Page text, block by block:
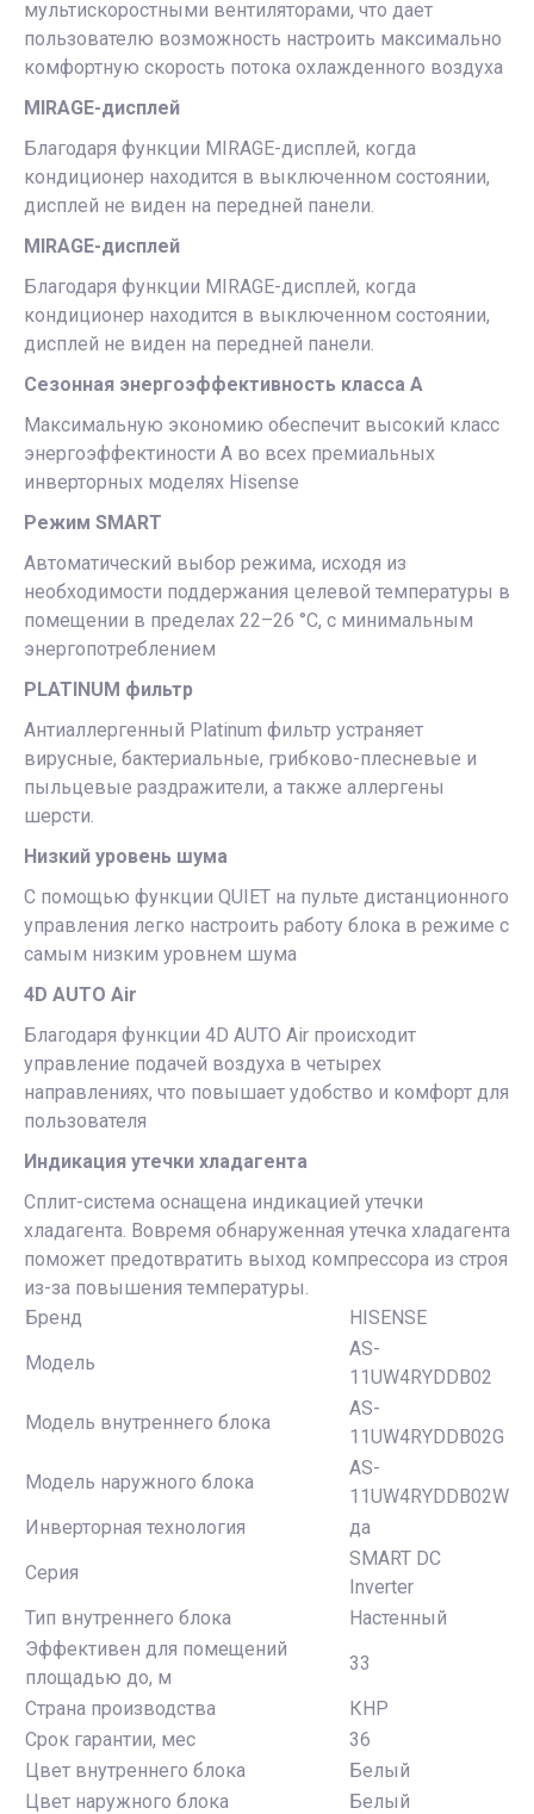
мультискоростными вентиляторами, что дает
пользователю возможность настроить максимально
комфортную скорость потока охлажденного воздуха
MIRAGE-дисплей
Благодаря функции MIRAGE-дисплей, когда
кондиционер находится в выключенном состоянии,
дисплей не виден на передней панели.
MIRAGE-дисплей
Благодаря функции MIRAGE-дисплей, когда
кондиционер находится в выключенном состоянии,
дисплей не виден на передней панели.
Сезонная энергоэффективность класса А
Максимальную экономию обеспечит высокий класс
энергоэффектиности А во всех премиальных
инверторных моделях Hisense
Режим SMART
Автоматический выбор режима, исходя из
необходимости поддержания целевой температуры в
помещении в пределах 22–26 °С, с минимальным
энергопотреблением
PLATINUM фильтр
Антиаллергенный Platinum фильтр устраняет
вирусные, бактериальные, грибково-плесневые и
пыльцевые раздражители, а также аллергены
шерсти.
Низкий уровень шума
С помощью функции QUIET на пульте дистанционного
управления легко настроить работу блока в режиме с
самым низким уровнем шума
4D AUTO Air
Благодаря функции 4D AUTO Air происходит
управление подачей воздуха в четырех
направлениях, что повышает удобство и комфорт для
пользователя
Индикация утечки хладагента
Сплит-система оснащена индикацией утечки
хладагента. Вовремя обнаруженная утечка хладагента
поможет предотвратить выход компрессора из строя
из-за повышения температуры.
Бренд
HISENSE
Модель
AS-
11UW4RYDDB02
Модель внутреннего блока
AS-
11UW4RYDDB02G
Модель наружного блока
AS-
11UW4RYDDB02W
Инверторная технология
да
Серия
SMART DC
Inverter
Тип внутреннего блока
Настенный
Эффективен для помещений
площадью до, м
33
Страна производства
КНР
Срок гарантии, мес
36
Цвет внутреннего блока
Белый
Цвет наружного блока
Белый